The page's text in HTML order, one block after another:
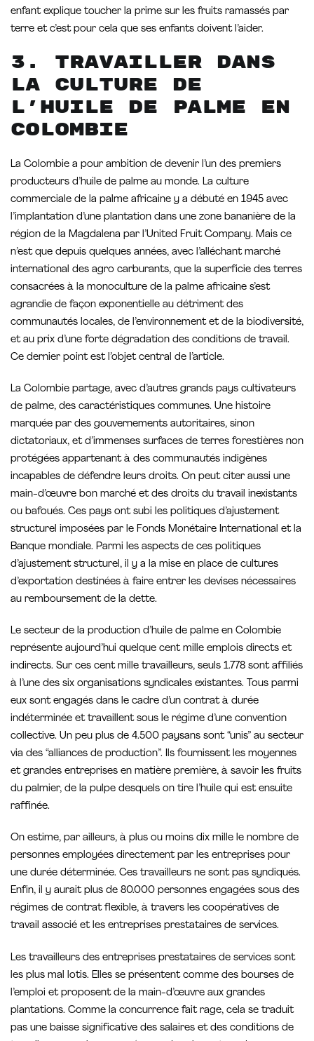
enfant explique toucher la prime sur les fruits ramassés par
terre et c’est pour cela que ses enfants doivent l’aider.
3. Travailler dans
la culture de
l’huile de palme en
Colombie
La Colombie a pour ambition de devenir l’un des premiers
producteurs d’huile de palme au monde. La culture
commerciale de la palme africaine y a débuté en 1945 avec
l’implantation d’une plantation dans une zone bananière de la
région de la Magdalena par l’United Fruit Company. Mais ce
n’est que depuis quelques années, avec l’alléchant marché
international des agro carburants, que la superficie des terres
consacrées à la monoculture de la palme africaine s’est
agrandie de façon exponentielle au détriment des
communautés locales, de l’environnement et de la biodiversité,
et au prix d’une forte dégradation des conditions de travail.
Ce dernier point est l’objet central de l’article.
La Colombie partage, avec d’autres grands pays cultivateurs
de palme, des caractéristiques communes. Une histoire
marquée par des gouvernements autoritaires, sinon
dictatoriaux, et d’immenses surfaces de terres forestières non
protégées appartenant à des communautés indigènes
incapables de défendre leurs droits. On peut citer aussi une
main-d’œuvre bon marché et des droits du travail inexistants
ou bafoués. Ces pays ont subi les politiques d’ajustement
structurel imposées par le Fonds Monétaire International et la
Banque mondiale. Parmi les aspects de ces politiques
d’ajustement structurel, il y a la mise en place de cultures
d’exportation destinées à faire entrer les devises nécessaires
au remboursement de la dette.
Le secteur de la production d’huile de palme en Colombie
représente aujourd’hui quelque cent mille emplois directs et
indirects. Sur ces cent mille travailleurs, seuls 1.778 sont affiliés
à l’une des six organisations syndicales existantes. Tous parmi
eux sont engagés dans le cadre d’un contrat à durée
indéterminée et travaillent sous le régime d’une convention
collective. Un peu plus de 4.500 paysans sont “unis” au secteur
via des “alliances de production”. Ils fournissent les moyennes
et grandes entreprises en matière première, à savoir les fruits
du palmier, de la pulpe desquels on tire l’huile qui est ensuite
raffinée.
On estime, par ailleurs, à plus ou moins dix mille le nombre de
personnes employées directement par les entreprises pour
une durée déterminée. Ces travailleurs ne sont pas syndiqués.
Enfin, il y aurait plus de 80.000 personnes engagées sous des
régimes de contrat flexible, à travers les coopératives de
travail associé et les entreprises prestataires de services.
Les travailleurs des entreprises prestataires de services sont
les plus mal lotis. Elles se présentent comme des bourses de
l’emploi et proposent de la main-d’œuvre aux grandes
plantations. Comme la concurrence fait rage, cela se traduit
pas une baisse significative des salaires et des conditions de